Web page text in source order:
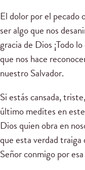
El dolor por el pecado
ser algo que nos
gracia de Dios ¡Todo
que nos hace
nuestro Salvador.
Si estás cansada,
último medites en
Dios quien obra en
que esta verdad traiga
Señor conmigo por